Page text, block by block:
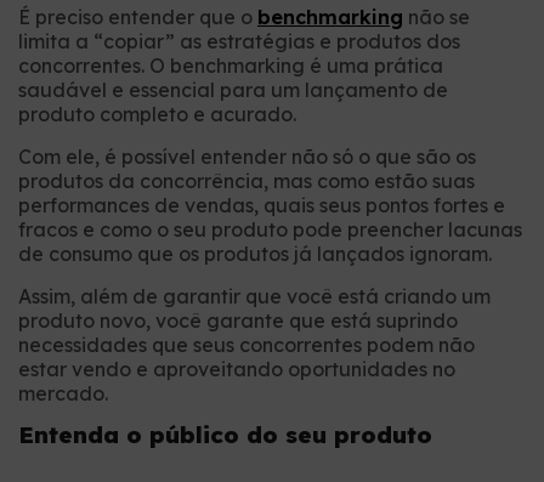
É preciso entender que o benchmarking não se
limita a “copiar” as estratégias e produtos dos
concorrentes. O benchmarking é uma prática
saudável e essencial para um lançamento de
produto completo e acurado.
Com ele, é possível entender não só o que são os
produtos da concorrência, mas como estão suas
performances de vendas, quais seus pontos fortes e
fracos e como o seu produto pode preencher lacunas
de consumo que os produtos já lançados ignoram.
Assim, além de garantir que você está criando um
produto novo, você garante que está suprindo
necessidades que seus concorrentes podem não
estar vendo e aproveitando oportunidades no
mercado.
Entenda o público do seu produto